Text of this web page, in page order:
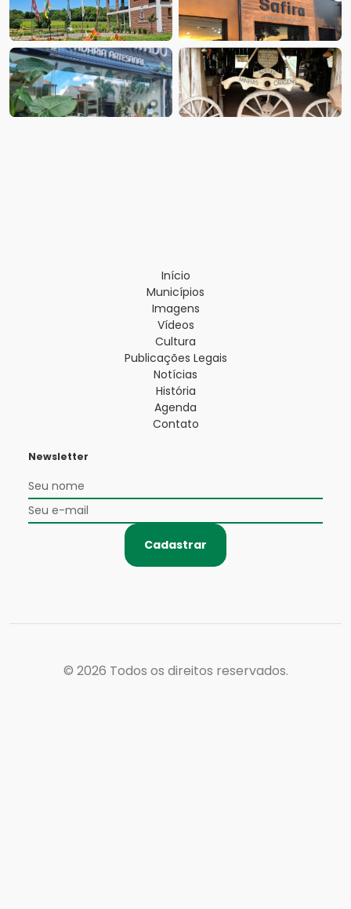
Início
Municípios
Imagens
Vídeos
Cultura
Publicações Legais
Notícias
História
Agenda
Contato
Newsletter
Cadastrar
© 2026 Todos os direitos reservados.